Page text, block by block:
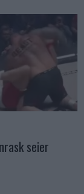
seier